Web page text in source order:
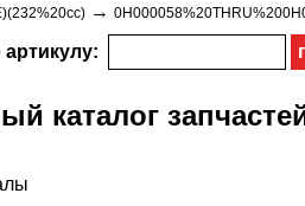
→
артикулу:
каталог